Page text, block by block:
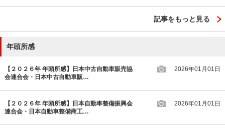
記事をもっと見る
年頭所感
【２０２６年 年頭所感】日本中古自動車販売協
会連合会・日本中古自動車販…
2026年01月01日
【２０２６年 年頭所感】日本自動車整備振興会
連合会・日本自動車整備商工…
2026年01月01日